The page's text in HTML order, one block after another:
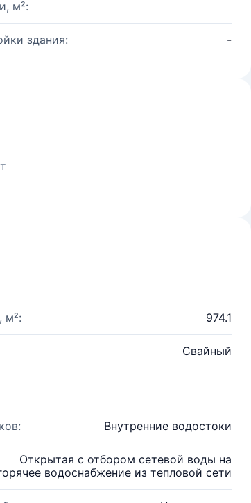
м²:
здания: -
м²: 974.1
Свайный
Внутренние водостоки
Открытая с отбором сетевой воды на
водоснабжение из тепловой сети